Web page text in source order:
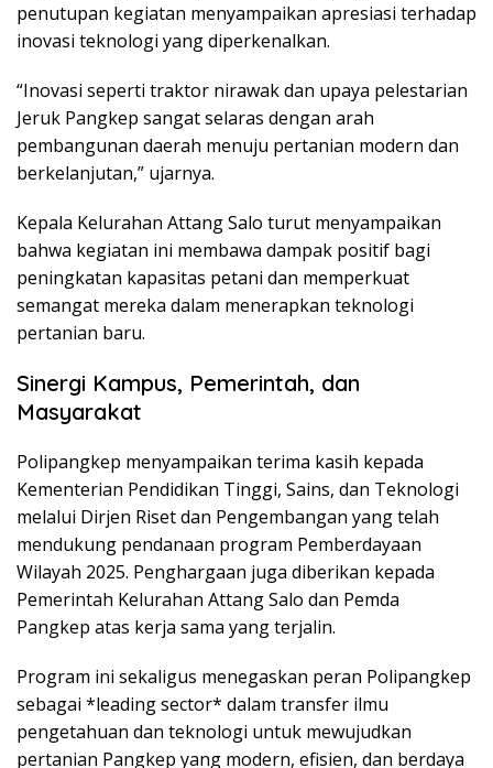
penutupan kegiatan menyampaikan apresiasi terhadap
inovasi teknologi yang diperkenalkan.
“Inovasi seperti traktor nirawak dan upaya pelestarian
Jeruk Pangkep sangat selaras dengan arah
pembangunan daerah menuju pertanian modern dan
berkelanjutan,” ujarnya.
Kepala Kelurahan Attang Salo turut menyampaikan
bahwa kegiatan ini membawa dampak positif bagi
peningkatan kapasitas petani dan memperkuat
semangat mereka dalam menerapkan teknologi
pertanian baru.
Sinergi Kampus, Pemerintah, dan
Masyarakat
Polipangkep menyampaikan terima kasih kepada
Kementerian Pendidikan Tinggi, Sains, dan Teknologi
melalui Dirjen Riset dan Pengembangan yang telah
mendukung pendanaan program Pemberdayaan
Wilayah 2025. Penghargaan juga diberikan kepada
Pemerintah Kelurahan Attang Salo dan Pemda
Pangkep atas kerja sama yang terjalin.
Program ini sekaligus menegaskan peran Polipangkep
sebagai *leading sector* dalam transfer ilmu
pengetahuan dan teknologi untuk mewujudkan
pertanian Pangkep yang modern, efisien, dan berdaya